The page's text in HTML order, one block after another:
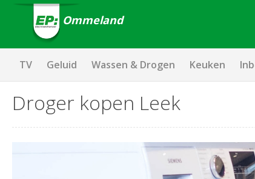
Ommeland
TV Geluid Wassen & Drogen Keuken
Droger kopen Leek